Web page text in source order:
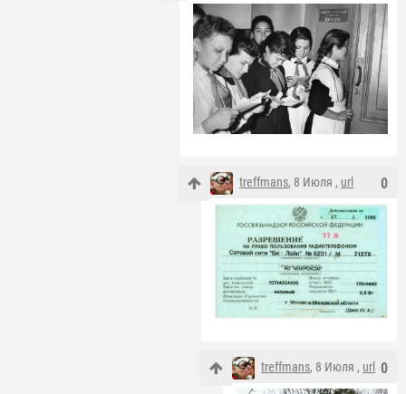
0
treffmans, 8 Июля , url
0
treffmans, 8 Июля , url